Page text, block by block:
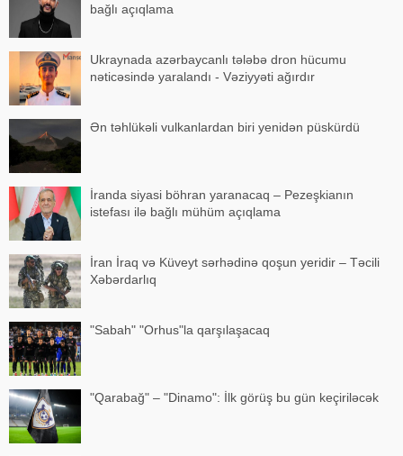
bağlı açıqlama
Ukraynada azərbaycanlı tələbə dron hücumu
nəticəsində yaralandı - Vəziyyəti ağırdır
Ən təhlükəli vulkanlardan biri yenidən püskürdü
İranda siyasi böhran yaranacaq – Pezeşkianın
istefası ilə bağlı mühüm açıqlama
İran İraq və Küveyt sərhədinə qoşun yeridir – Təcili
Xəbərdarlıq
"Sabah" "Orhus"la qarşılaşacaq
"Qarabağ" – "Dinamo": İlk görüş bu gün keçiriləcək